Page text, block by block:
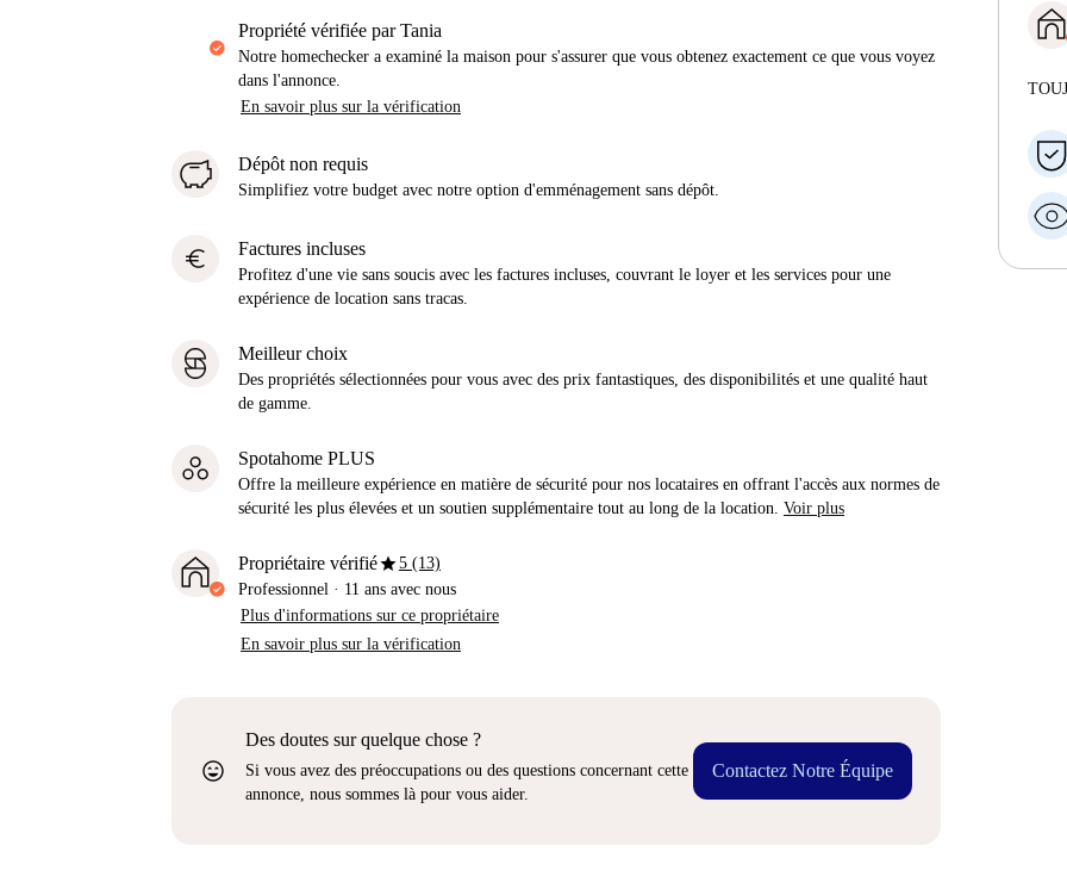
propriété vérifiée par Tania
Notre homechecker a examiné la maison pour s'assurer que vous obtenez exactement ce que vous voyez
dans l'annonce.
En savoir plus sur la vérification
Dépôt non requis
Simplifiez votre budget avec notre option d'emménagement sans dépôt.
euro Factures incluses
Profitez d'une vie sans soucis avec les factures incluses, couvrant le loyer et les services pour une
expérience de location sans tracas.
Meilleur choix
Des propriétés sélectionnées pour vous avec des prix fantastiques, des disponibilités et une qualité haut
de gamme.
Spotahome PLUS
Offre la meilleure expérience en matière de sécurité pour nos locataires en offrant l'accès aux normes de
sécurité les plus élevées et un soutien supplémentaire tout au long de la location. Voir plus
Propriétaire vérifiéstar5 (13)
Professionnel · 11 ans avec nous
Plus d'informations sur ce propriétaire
En savoir plus sur la vérification
sentiment_very_satisfied
Des doutes sur quelque chose ?
Si vous avez des préoccupations ou des questions concernant cette
annonce, nous sommes là pour vous aider.
Contactez Notre Équipe